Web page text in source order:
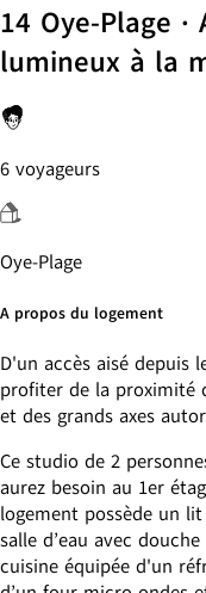
14 Oye-Plage
lumineux à la
6 voyageurs
Oye-Plage
A propos du logement
D'un accès aisé depuis
profiter de la proximité
et des grands axes
Ce studio de 2
aurez besoin au 1er
logement possède un
salle d’eau avec
cuisine équipée d'un